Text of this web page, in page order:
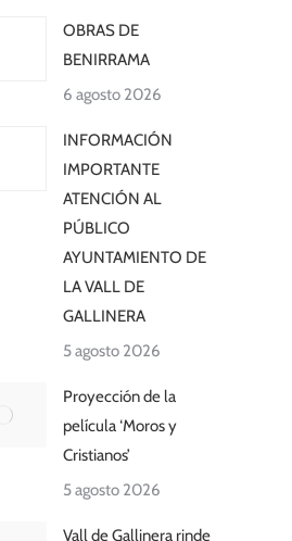
OBRAS DE
BENIRRAMA
6 agosto 2026
INFORMACIÓN
IMPORTANTE
ATENCIÓN AL
PÚBLICO
AYUNTAMIENTO DE
LA VALL DE
GALLINERA
5 agosto 2026
Proyección de la
película ‘Moros y
Cristianos’
5 agosto 2026
Vall de Gallinera rinde